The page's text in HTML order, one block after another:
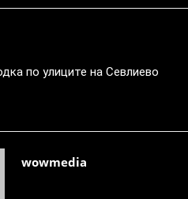
по улиците на Севлиево
wowmedia